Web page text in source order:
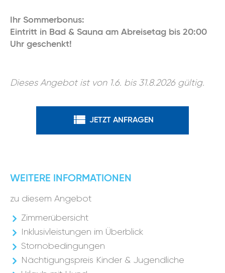
Ihr Sommerbonus:
Eintritt in Bad & Sauna am Abreisetag bis 20:00
Uhr geschenkt!
Dieses Angebot ist von 1.6. bis 31.8.2026 gültig.
JETZT ANFRAGEN
WEITERE INFORMATIONEN
zu diesem Angebot
Zimmerübersicht
Inklusivleistungen im Überblick
Stornobedingungen
Nächtigungspreis Kinder & Jugendliche